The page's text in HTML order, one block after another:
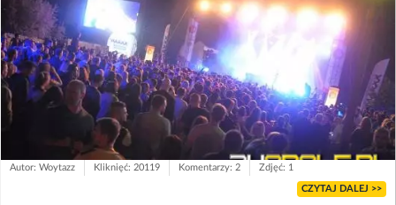
Autor: Woytazz Kliknięć: 20119 Komentarzy: 2 Zdjęć: 1
CZYTAJ DALEJ >>